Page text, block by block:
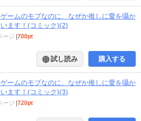
ームのモブなのに、なぜか推しに愛を囁か
ます！(コミック)(2)
ージ |700pt
試し読み 購入する
ームのモブなのに、なぜか推しに愛を囁か
ます！(コミック)(3)
ージ |720pt